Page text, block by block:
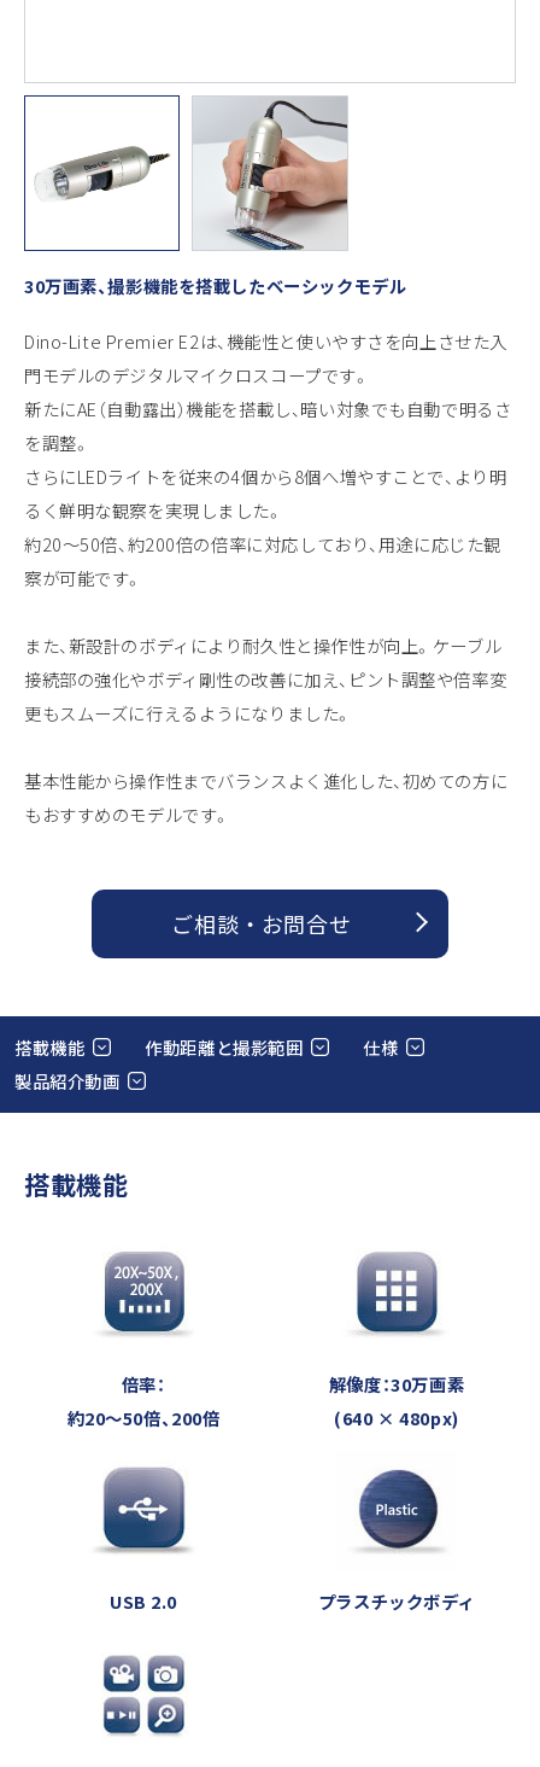
30万画素、撮影機能を搭載したベーシックモデル
Dino-Lite Premier E2は、機能性と使いやすさを向上させた入
門モデルのデジタルマイクロスコープです。
新たにAE（自動露出）機能を搭載し、暗い対象でも自動で明るさ
を調整。
さらにLEDライトを従来の4個から8個へ増やすことで、より明
るく鮮明な観察を実現しました。
約20～50倍、約200倍の倍率に対応しており、用途に応じた観
察が可能です。
また、新設計のボディにより耐久性と操作性が向上。ケーブル
接続部の強化やボディ剛性の改善に加え、ピント調整や倍率変
更もスムーズに行えるようになりました。
基本性能から操作性までバランスよく進化した、初めての方に
もおすすめのモデルです。
ご相談 ・ お問合せ
搭載機能 作動距離と撮影範囲
仕様
製品紹介動画
搭載機能
倍率：
約20～50倍、200倍
解像度：30万画素
(640 × 480px)
USB 2.0 プラスチックボディ